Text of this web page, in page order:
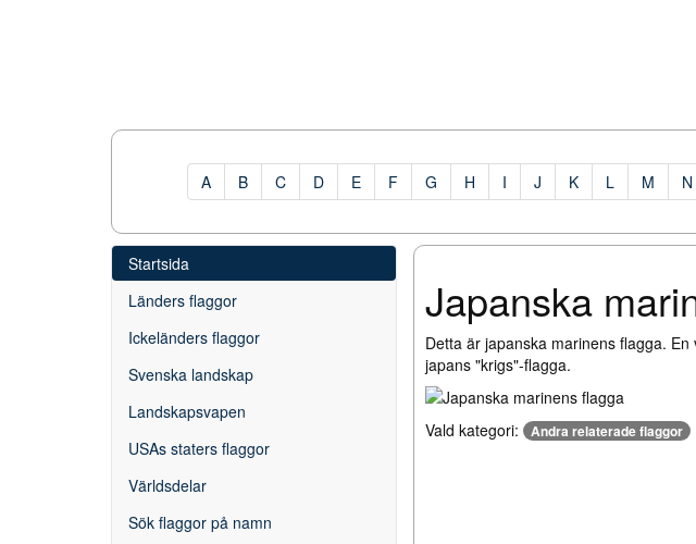
A B C D E F G H I J K L M N
Startsida
Länders flaggor
Ickeländers flaggor
Svenska landskap
Landskapsvapen
USAs staters flaggor
Världsdelar
Sök flaggor på namn
Japanska
Detta är japanska marinens flagga.
japans "krigs"-flagga.
Vald kategori: Andra relaterade flaggor